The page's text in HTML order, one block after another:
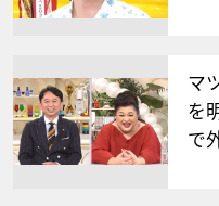
マ
を
で